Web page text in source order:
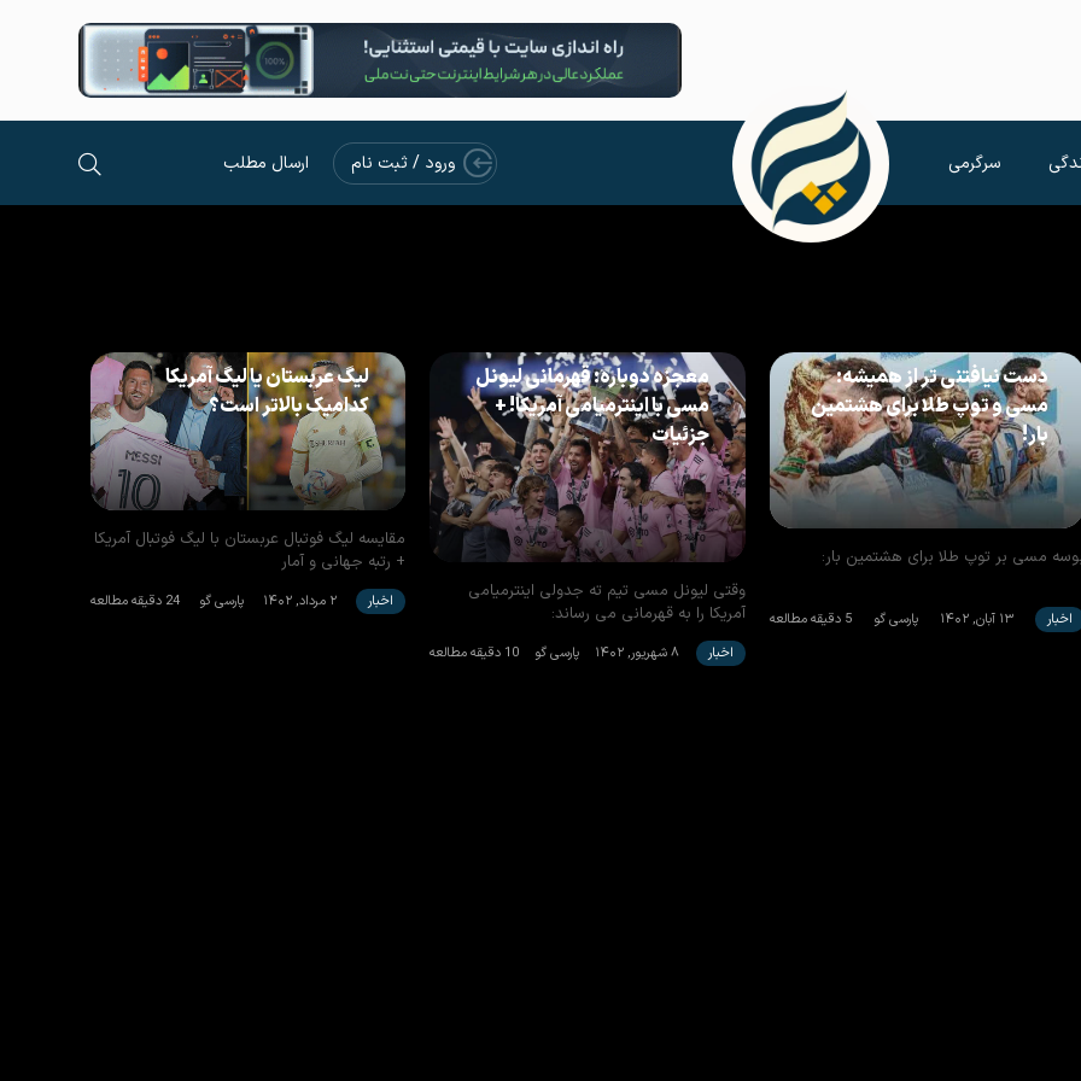
سرگرمی ورود / ثبت نام ارسال مطلب
دست نیافتنی تر از همیشه:
مسی و توپ طلا برای هشتمین
بار!
مسی بر توپ طلا برای هشتمین بار:
اخبار ۱۳ آبان, ۱۴۰۲ پارسی گو 5 دقیقه مطالعه
معجزه دوباره: قهرمانی لیونل
مسی با اینترمیامی آمریکا! +
جزئیات
وقتی لیونل مسی تیم ته جدولی اینترمیامی
آمریکا را به قهرمانی می رساند:
اخبار ۸ شهریور, ۱۴۰۲ پارسی گو 10 دقیقه مطالعه
لیگ عربستان یا لیگ آمریکا
کدامیک بالاتر است؟
مقایسه لیگ فوتبال عربستان با لیگ فوتبال آمریکا
+ رتبه جهانی و آمار
اخبار ۲ مرداد, ۱۴۰۲ پارسی گو 24 دقیقه مطالعه